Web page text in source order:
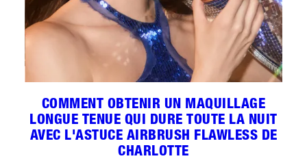
COMMENT OBTENIR UN MAQUILLAGE
LONGUE TENUE QUI DURE TOUTE LA NUIT
AVEC L'ASTUCE AIRBRUSH FLAWLESS DE
CHARLOTTE